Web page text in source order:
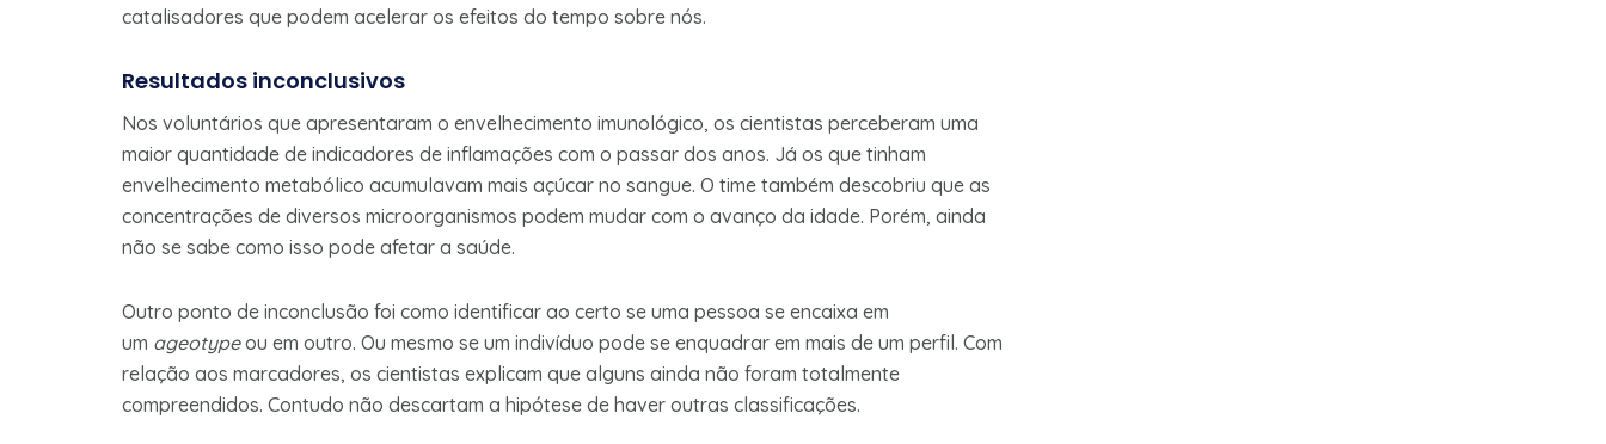
catalisadores que podem acelerar os efeitos do tempo sobre nós.
Resultados inconclusivos
Nos voluntários que apresentaram o envelhecimento imunológico, os cientistas perceberam uma
maior quantidade de indicadores de inflamações com o passar dos anos. Já os que tinham
envelhecimento metabólico acumulavam mais açúcar no sangue. O time também descobriu que as
concentrações de diversos microorganismos podem mudar com o avanço da idade. Porém, ainda
não se sabe como isso pode afetar a saúde.
Outro ponto de inconclusão foi como identificar ao certo se uma pessoa se encaixa em
um ageotypeou em outro. Ou mesmo se um indivíduo pode se enquadrar em mais de um perfil. Com
relação aos marcadores, os cientistas explicam que alguns ainda não foram totalmente
compreendidos. Contudo não descartam a hipótese de haver outras classificações.